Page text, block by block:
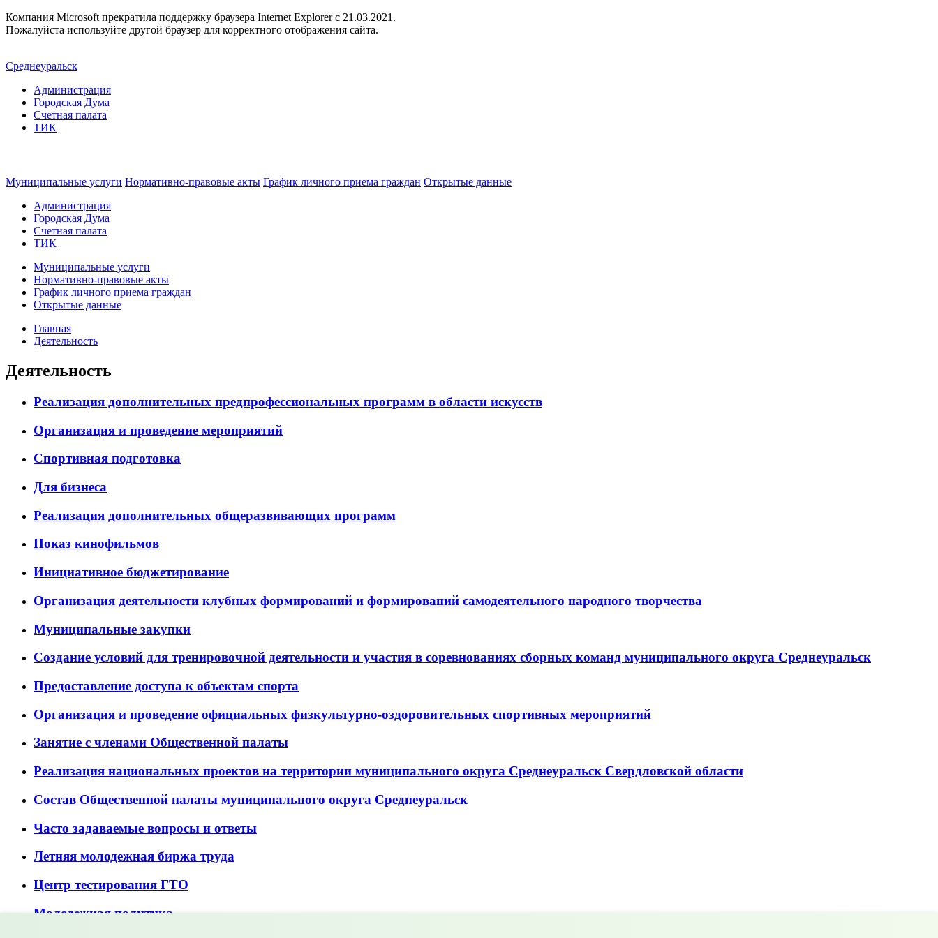
Компания Microsoft прекратила поддержку браузера Internet Explorer c 21.03.2021.
Пожалуйста используйте другой браузер для корректного отображения сайта.
Среднеуральск
Администрация
Городская Дума
Счетная палата
ТИК
Муниципальные услуги Нормативно-правовые акты График личного приема граждан Открытые данные
Администрация
Городская Дума
Счетная палата
ТИК
Муниципальные услуги
Нормативно-правовые акты
График личного приема граждан
Открытые данные
Главная
Деятельность
Деятельность
Реализация дополнительных предпрофессиональных программ в области искусств
Организация и проведение мероприятий
Спортивная подготовка
Для бизнеса
Реализация дополнительных общеразвивающих программ
Показ кинофильмов
Инициативное бюджетирование
Организация деятельности клубных формирований и формирований самодеятельного народного творчества
Муниципальные закупки
Создание условий для тренировочной деятельности и участия в соревнованиях сборных команд муниципального округа Среднеуральск
Предоставление доступа к объектам спорта
Организация и проведение официальных физкультурно-оздоровительных спортивных мероприятий
Занятие с членами Общественной палаты
Реализация национальных проектов на территории муниципального округа Среднеуральск Свердловской области
Состав Общественной палаты муниципального округа Среднеуральск
Часто задаваемые вопросы и ответы
Летняя молодежная биржа труда
Центр тестирования ГТО
Молодежная политика